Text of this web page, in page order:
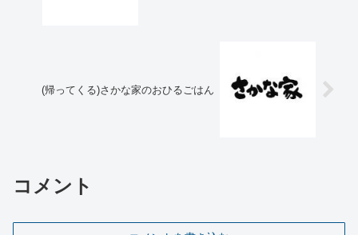
(帰ってくる)さかな家のおひるごはん
コメント